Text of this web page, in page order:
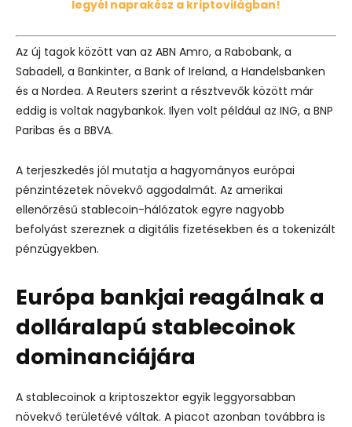
legyél naprakész a kriptovilágban!
Az új tagok között van az ABN Amro, a Rabobank, a
Sabadell, a Bankinter, a Bank of Ireland, a Handelsbanken
és a Nordea. A Reuters szerint a résztvevők között már
eddig is voltak nagybankok. Ilyen volt például az ING, a BNP
Paribas és a BBVA.
A terjeszkedés jól mutatja a hagyományos európai
pénzintézetek növekvő aggodalmát. Az amerikai
ellenőrzésű stablecoin-hálózatok egyre nagyobb
befolyást szereznek a digitális fizetésekben és a tokenizált
pénzügyekben.
Európa bankjai reagálnak a
dolláralapú stablecoinok
dominanciájára
A stablecoinok a kriptoszektor egyik leggyorsabban
növekvő területévé váltak. A piacot azonban továbbra is